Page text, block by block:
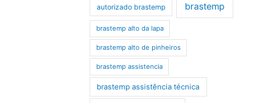
autorizado brastemp brastemp
brastemp alto da lapa
brastemp alto de pinheiros
brastemp assistencia
brastemp assistência técnica